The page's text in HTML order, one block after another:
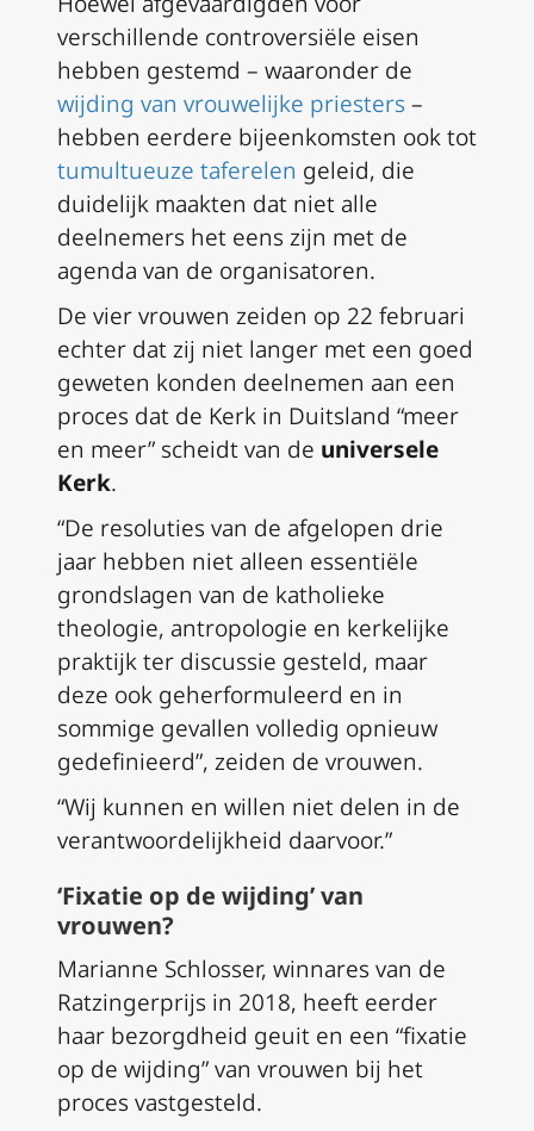
verschillende controversiële eisen
hebben gestemd – waaronder de
wijding van vrouwelijke priesters –
hebben eerdere bijeenkomsten ook tot
tumultueuze taferelen geleid, die
duidelijk maakten dat niet alle
deelnemers het eens zijn met de
agenda van de organisatoren.
De vier vrouwen zeiden op 22 februari
echter dat zij niet langer met een goed
geweten konden deelnemen aan een
proces dat de Kerk in Duitsland “meer
en meer” scheidt van de universele
Kerk.
“De resoluties van de afgelopen drie
jaar hebben niet alleen essentiële
grondslagen van de katholieke
theologie, antropologie en kerkelijke
praktijk ter discussie gesteld, maar
deze ook geherformuleerd en in
sommige gevallen volledig opnieuw
gedefinieerd”, zeiden de vrouwen.
“Wij kunnen en willen niet delen in de
verantwoordelijkheid daarvoor.”
‘Fixatie op de wijding’ van
vrouwen?
Marianne Schlosser, winnares van de
Ratzingerprijs in 2018, heeft eerder
haar bezorgdheid geuit en een “fixatie
op de wijding” van vrouwen bij het
proces vastgesteld.